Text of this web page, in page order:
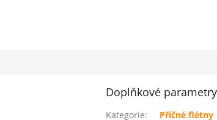
Doplňkové parametry
Kategorie:
Příčné flétny